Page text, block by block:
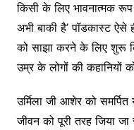
किसी के लिए भावनात्मक
अभी बाकी है’ पॉडकास्ट ऐसे
को साझा करने के लिए शुरू
उम्र के लोगों की कहानियों
उर्मिला जी आशेर को
जीवन को पूरी तरह जिया